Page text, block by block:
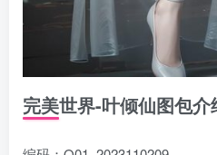
完美世界-叶倾仙图包